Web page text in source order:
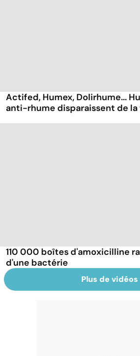
Actifed, Humex, Dolirhume...
anti-rhume disparaissent de
110 000 boîtes d'amoxicilline
d'une bactérie
Plus de vidéos